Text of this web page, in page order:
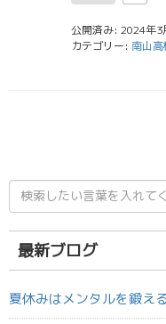
公開済み: 2024年3
カテゴリー: 南山高
検
索
結
果:
最新ブログ
夏休みはメンタルを鍛え